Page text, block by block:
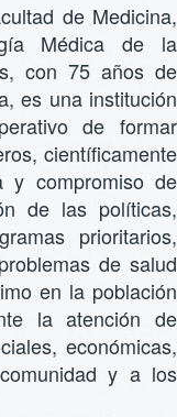
de Medicina,
Médica de la
con 75 años de
es una institución
de formar
científicamente
y compromiso de
de las políticas,
prioritarios,
de salud
en la población
la atención de
económicas,
y a los